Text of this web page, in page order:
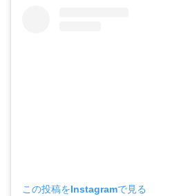
この投稿をInstagramで見る